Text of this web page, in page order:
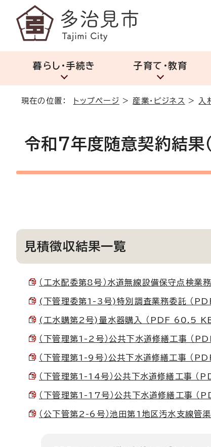
暮らし・手続き 子育て・教育
現在の位置： トップページ > 産業・ビジネス > 入
令和7年度随意契約結果
見積徴収結果一覧
（工水配委第8号）水道無線設備保守点検
(下管理委第1-3号)特別調査業務委託 （
(工水購第2号)量水器購入 （PDF 60.5 KB
（下管理第1-2号）公共下水道修繕工事 （
（下管理第1-9号）公共下水道修繕工事 （
（下管理第1-14号）公共下水道修繕工事
（下管理第1-17号）公共下水道修繕工事
（公下管第2-6号）池田第1地区汚水支線管